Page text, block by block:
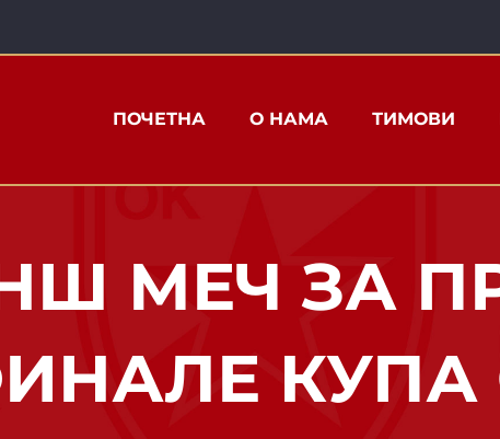
ПОЧЕТНА О НАМА ТИМОВИ
МЕЧ ЗА
КУПА